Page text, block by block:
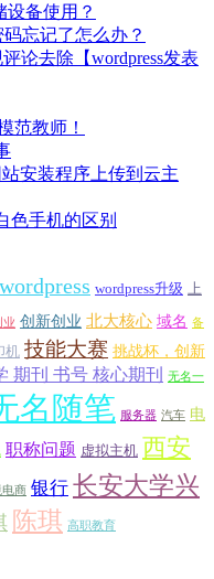
设备使用？
码忘记了怎么办？
论去除【wordpress发表
范教师！
安装程序上传到云主
色手机的区别
wordpress wordpress升级 上
业 创新创业 北大核心 域名 备
机 技能大赛 挑战杯，创新
期刊 书号 核心期刊 无名一
名随笔 服务器 汽车 电
职称问题 虚拟主机 西安
电商 银行 长安大学兴
陈琪 高职教育